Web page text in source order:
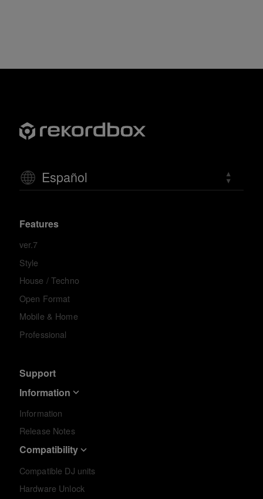
Español
Features
ver.7
Style
House / Techno
Open Format
Mobile & Home
Professional
Support
Information
Information
Release Notes
Compatibility
Compatible DJ units
Hardware Unlock